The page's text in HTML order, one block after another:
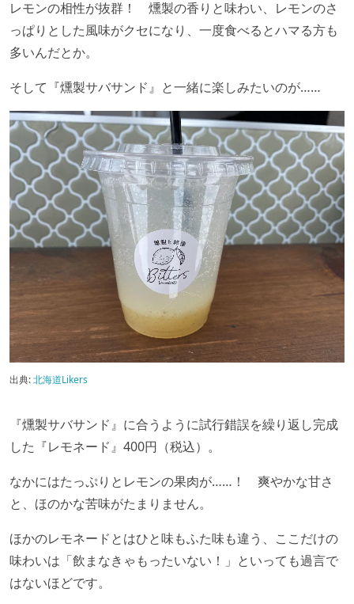
レモンの相性が抜群！ 燻製の香りと味わい、レモンのさ
っぱりとした風味がクセになり、一度食べるとハマる方も
多いんだとか。
そして『燻製サバサンド』と一緒に楽しみたいのが……
出典:北海道Likers
『燻製サバサンド』に合うように試行錯誤を繰り返し完成
した『レモネード』400円（税込）。
なかにはたっぷりとレモンの果肉が……！ 爽やかな甘さ
と、ほのかな苦味がたまりません。
ほかのレモネードとはひと味もふた味も違う、ここだけの
味わいは「飲まなきゃもったいない！」といっても過言で
はないほどです。